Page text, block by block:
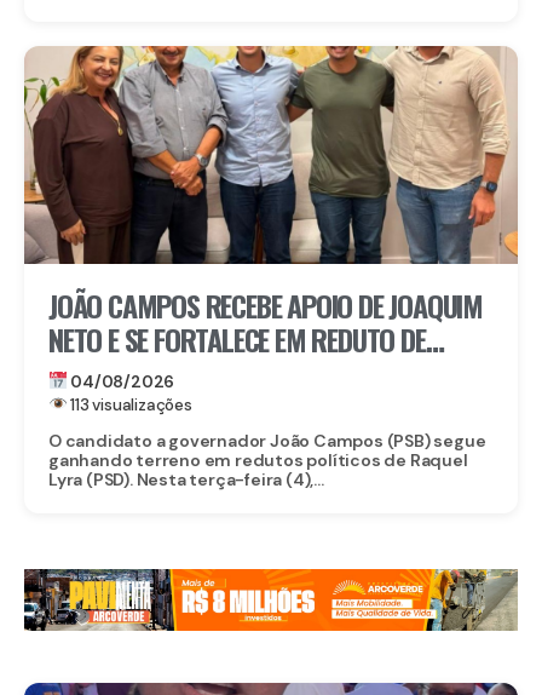
JOÃO CAMPOS RECEBE APOIO DE JOAQUIM
NETO E SE FORTALECE EM REDUTO DE
RAQUEL
04/08/2026
113 visualizações
O candidato a governador João Campos (PSB) segue
ganhando terreno em redutos políticos de Raquel
Lyra (PSD). Nesta terça-feira (4),...